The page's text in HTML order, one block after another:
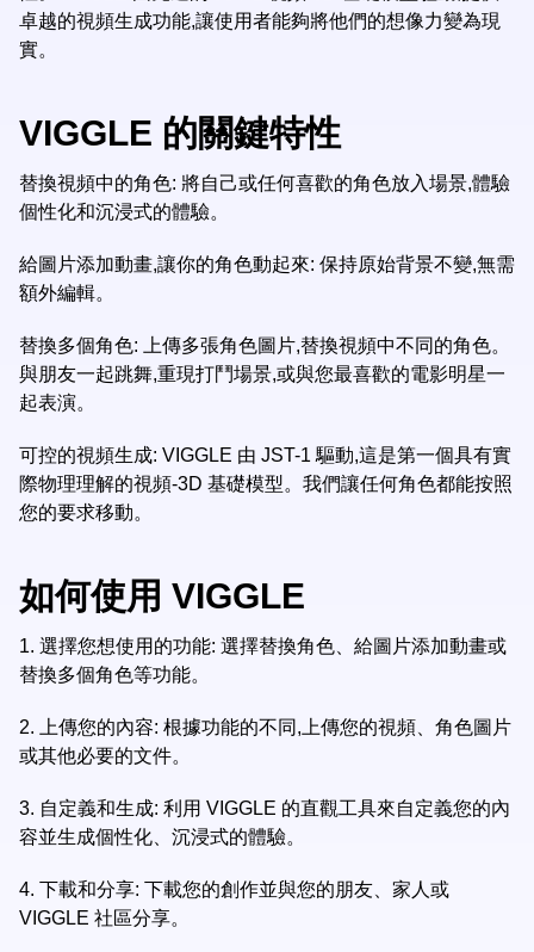
卓越的視頻生成功能,讓使用者能夠將他們的想像力變為現
實。
VIGGLE 的關鍵特性
替換視頻中的角色: 將自己或任何喜歡的角色放入場景,體驗
個性化和沉浸式的體驗。
給圖片添加動畫,讓你的角色動起來: 保持原始背景不變,無需
額外編輯。
替換多個角色: 上傳多張角色圖片,替換視頻中不同的角色。
與朋友一起跳舞,重現打鬥場景,或與您最喜歡的電影明星一
起表演。
可控的視頻生成: VIGGLE 由 JST-1 驅動,這是第一個具有實
際物理理解的視頻-3D 基礎模型。我們讓任何角色都能按照
您的要求移動。
如何使用 VIGGLE
1. 選擇您想使用的功能: 選擇替換角色、給圖片添加動畫或
替換多個角色等功能。
2.
上傳您的內容: 根據功能的不同,上傳您的視頻、角色圖片
或其他必要的文件。
3. 自定義和生成: 利用 VIGGLE 的直觀工具來自定義您的內
容並生成個性化、沉浸式的體驗。
4. 下載和分享: 下載您的創作並與您的朋友、家人或
VIGGLE 社區分享。